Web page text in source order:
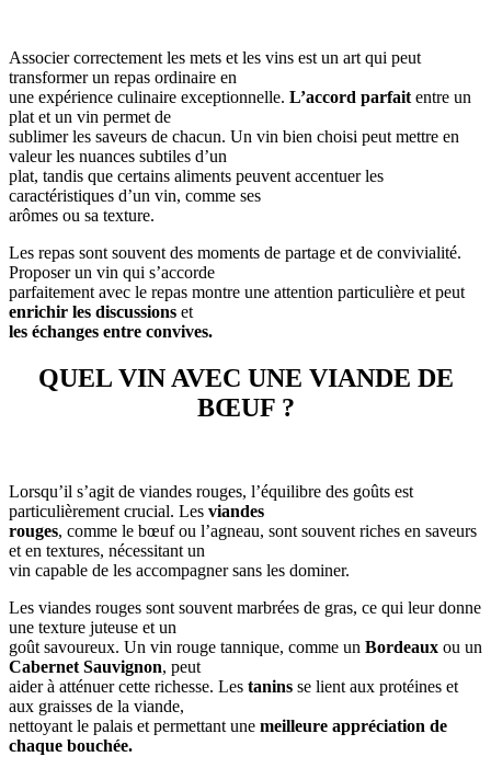
Associer correctement les mets et les vins est un art qui peut
transformer un repas ordinaire en
une expérience culinaire exceptionnelle. L’accord parfait entre un
plat et un vin permet de
sublimer les saveurs de chacun. Un vin bien choisi peut mettre en
valeur les nuances subtiles d’un
plat, tandis que certains aliments peuvent accentuer les
caractéristiques d’un vin, comme ses
arômes ou sa texture.
Les repas sont souvent des moments de partage et de convivialité.
Proposer un vin qui s’accorde
parfaitement avec le repas montre une attention particulière et peut
enrichir les discussions et
les échanges entre convives.
QUEL VIN AVEC UNE VIANDE DE
BŒUF ?
Lorsqu’il s’agit de viandes rouges, l’équilibre des goûts est
particulièrement crucial. Les viandes
rouges, comme le bœuf ou l’agneau, sont souvent riches en saveurs
et en textures, nécessitant un
vin capable de les accompagner sans les dominer.
Les viandes rouges sont souvent marbrées de gras, ce qui leur donne
une texture juteuse et un
goût savoureux. Un vin rouge tannique, comme un Bordeaux ou un
Cabernet Sauvignon, peut
aider à atténuer cette richesse. Les tanins se lient aux protéines et
aux graisses de la viande,
nettoyant le palais et permettant une meilleure appréciation de
chaque bouchée.